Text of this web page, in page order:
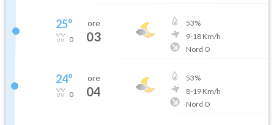
25°
0
ore
03
53%
9-18Km/h
Nord O
24°
0
ore
04
53%
8-19Km/h
Nord O